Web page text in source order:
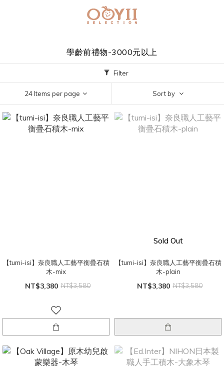
學齡前禮物-3000元以上
Filter
24 Items per page Sort by
【tumi-isi】奈良職人工藝平衡疊石積
木-mix
NT$3,380 NT$3,580
Sold Out
【tumi-isi】奈良職人工藝平衡疊石積
木-plain
NT$3,380 NT$3,580